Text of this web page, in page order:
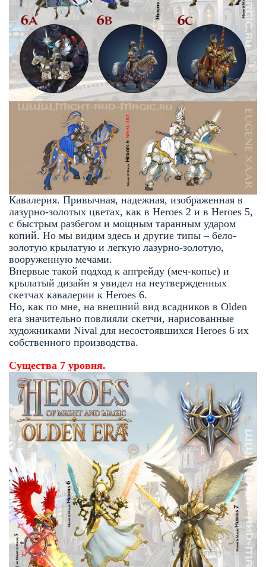
Кавалерия. Привычная, надежная, изображенная в
лазурно-золотых цветах, как в Heroes 2 и в Heroes 5,
с быстрым разбегом и мощным таранным ударом
копий. Но мы видим здесь и другие типы – бело-
золотую крылатую и легкую лазурно-золотую,
вооруженную мечами.
Впервые такой подход к апгрейду (меч-копье) и
крылатый дизайн я увидел на неутвержденных
скетчах кавалерии к Heroes 6.
Но, как по мне, на внешний вид всадников в Olden
era значительно повлияли скетчи, нарисованные
художниками Nival для несостоявшихся Heroes 6 их
собственного производства.
Существа 7 уровня.